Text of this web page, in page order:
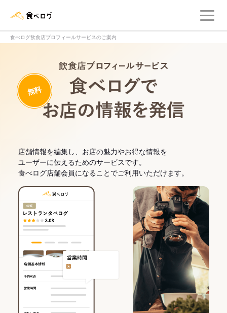
食べログ飲食店プロフィールサービスのご案内
無料
店舗情報を編集し、お店の魅力やお得な情報を
ユーザーに伝えるためのサービスです。
食べログ店舗会員になることでご利用いただけます。